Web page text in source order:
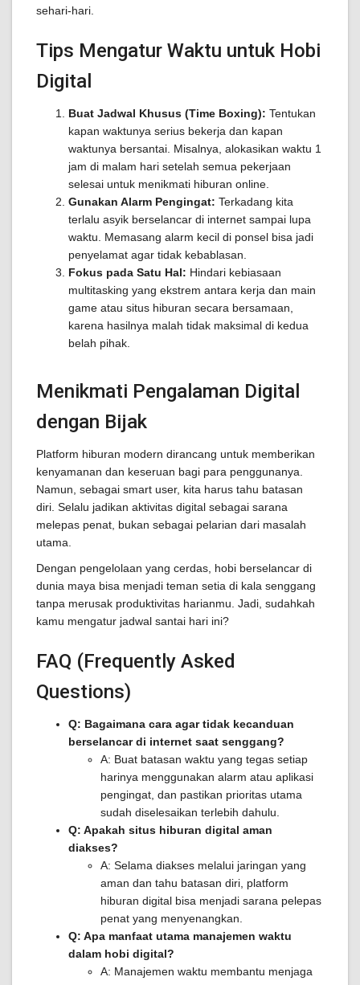
sehari-hari.
Tips Mengatur Waktu untuk Hobi
Digital
Buat Jadwal Khusus (Time Boxing): Tentukan
kapan waktunya serius bekerja dan kapan
waktunya bersantai. Misalnya, alokasikan waktu 1
jam di malam hari setelah semua pekerjaan
selesai untuk menikmati hiburan online.
Gunakan Alarm Pengingat: Terkadang kita
terlalu asyik berselancar di internet sampai lupa
waktu. Memasang alarm kecil di ponsel bisa jadi
penyelamat agar tidak kebablasan.
Fokus pada Satu Hal: Hindari kebiasaan
multitasking yang ekstrem antara kerja dan main
game atau situs hiburan secara bersamaan,
karena hasilnya malah tidak maksimal di kedua
belah pihak.
Menikmati Pengalaman Digital
dengan Bijak
Platform hiburan modern dirancang untuk memberikan
kenyamanan dan keseruan bagi para penggunanya.
Namun, sebagai smart user, kita harus tahu batasan
diri. Selalu jadikan aktivitas digital sebagai sarana
melepas penat, bukan sebagai pelarian dari masalah
utama.
Dengan pengelolaan yang cerdas, hobi berselancar di
dunia maya bisa menjadi teman setia di kala senggang
tanpa merusak produktivitas harianmu. Jadi, sudahkah
kamu mengatur jadwal santai hari ini?
FAQ (Frequently Asked
Questions)
Q: Bagaimana cara agar tidak kecanduan
berselancar di internet saat senggang?
A: Buat batasan waktu yang tegas setiap
harinya menggunakan alarm atau aplikasi
pengingat, dan pastikan prioritas utama
sudah diselesaikan terlebih dahulu.
Q: Apakah situs hiburan digital aman
diakses?
A: Selama diakses melalui jaringan yang
aman dan tahu batasan diri, platform
hiburan digital bisa menjadi sarana pelepas
penat yang menyenangkan.
Q: Apa manfaat utama manajemen waktu
dalam hobi digital?
A: Manajemen waktu membantu menjaga